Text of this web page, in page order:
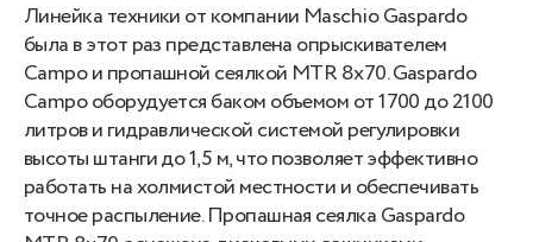
Линейка техники от компании Maschio Gaspardo
была в этот раз представлена опрыскивателем
Campo и пропашной сеялкой MTR 8x70. Gaspardo
Campo оборудуется баком объемом от 1700 до 2100
литров и гидравлической системой регулировки
высоты штанги до 1,5 м, что позволяет эффективно
работать на холмистой местности и обеспечивать
точное распыление. Пропашная сеялка Gaspardo